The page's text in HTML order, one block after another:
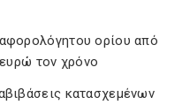
ορίου από
τον χρόνο
κατασχεμένων